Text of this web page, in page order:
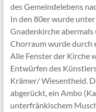
des Gemeindelebens
In den 80er wurde
Gnadenkirche
Chorraum wurde durch
Alle Fenster der Kirche
Entwürfen des
Krämer/ Wiesentheid.
abgerückt, ein Ambo
unterfränkischem